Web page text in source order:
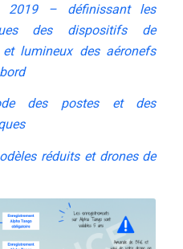
2019 – définissant les
des dispositifs de
lumineux des aéronefs
des postes et des
réduits et drones de